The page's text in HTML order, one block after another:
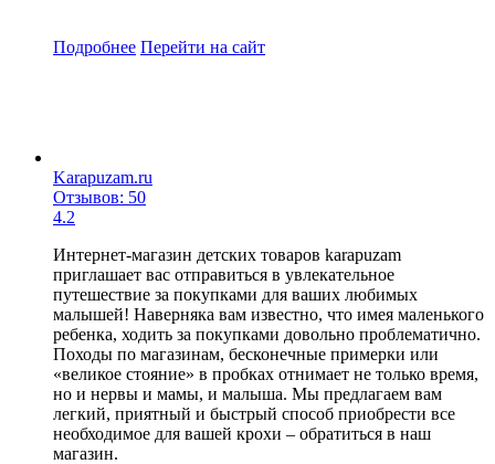
Подробнее Перейти на сайт
Karapuzam.ru
Отзывов: 50
4.2
Интернет-магазин детских товаров karapuzam
приглашает вас отправиться в увлекательное
путешествие за покупками для ваших любимых
малышей! Наверняка вам известно, что имея маленького
ребенка, ходить за покупками довольно проблематично.
Походы по магазинам, бесконечные примерки или
«великое стояние» в пробках отнимает не только время,
но и нервы и мамы, и малыша. Мы предлагаем вам
легкий, приятный и быстрый способ приобрести все
необходимое для вашей крохи – обратиться в наш
магазин.